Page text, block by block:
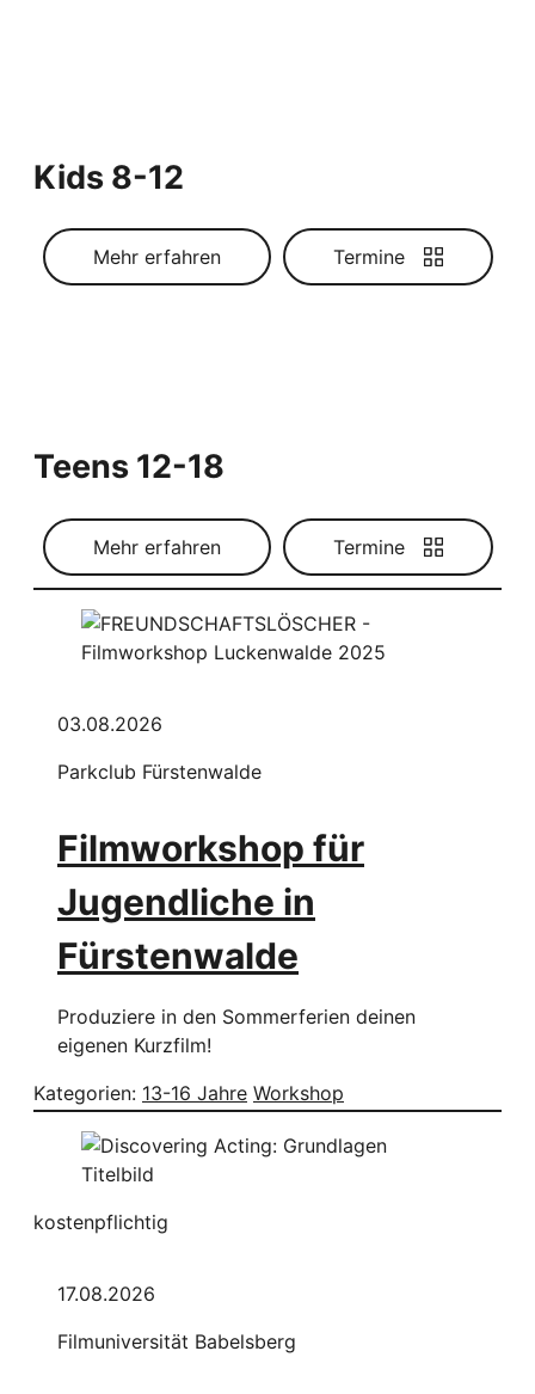
Kids 8-12
Mehr erfahren Termine
Teens 12-18
Mehr erfahren Termine
03.08.2026
Parkclub Fürstenwalde
Filmworkshop für
Jugendliche in
Fürstenwalde
Produziere in den Sommerferien deinen
eigenen Kurzfilm!
Kategorien: 13-16 Jahre Workshop
kostenpflichtig
17.08.2026
Filmuniversität Babelsberg